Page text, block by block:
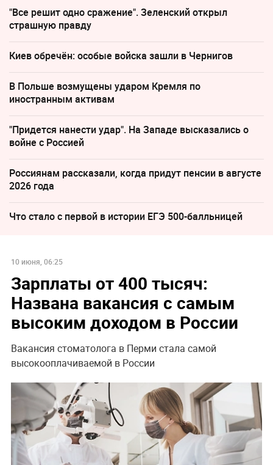
"Все решит одно сражение". Зеленский открыл
страшную правду
Киев обречён: особые войска зашли в Чернигов
В Польше возмущены ударом Кремля по
иностранным активам
"Придется нанести удар". На Западе высказались о
войне с Россией
Россиянам рассказали, когда придут пенсии в августе
2026 года
Что стало с первой в истории ЕГЭ 500-балльницей
10 июня, 06:25
Зарплаты от 400 тысяч:
Названа вакансия с самым
высоким доходом в России
Вакансия стоматолога в Перми стала самой
высокооплачиваемой в России